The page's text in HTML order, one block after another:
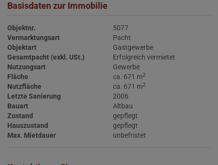
Basisdaten zur Immobilie
Objektnr.
5077
Vermarktungsart
Pacht
Objektart
Gastgewerbe
Gesamtpacht (exkl. USt.)
Erfolgreich vermietet
Nutzungsart
Gewerbe
Fläche
ca. 671 m2
Nutzfläche ca. 671 m2
Letzte Sanierung
2006
Bauart
Altbau
Zustand
gepflegt
Hauszustand
gepflegt
Max. Mietdauer
unbefristet